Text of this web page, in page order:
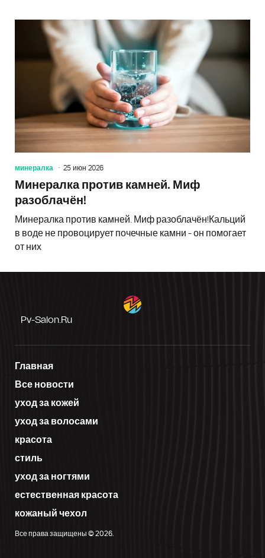
минералка 25 июн 2026
Минералка против камней. Миф
разоблачён!
Минералка против камней. Миф разоблачён!Кальций
в воде не провоцирует почечные камни - он помогает
от них
Pv-Salon.ru
Главная
Все новости
уход за кожей
уход за волосами
красота
стиль
уход за ногтями
естественная красота
кожаный чехол
Все права защищены © 2026.